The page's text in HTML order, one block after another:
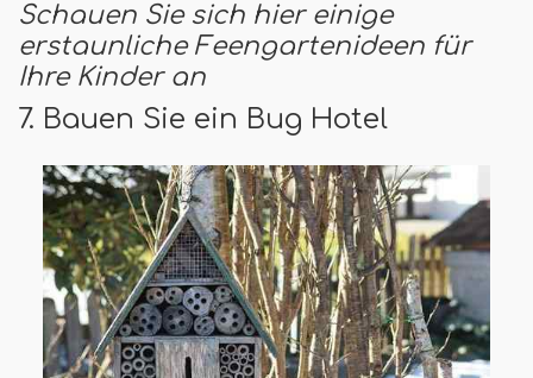
Schauen Sie sich hier einige
erstaunliche Feengartenideen für
Ihre Kinder an
7. Bauen Sie ein Bug Hotel